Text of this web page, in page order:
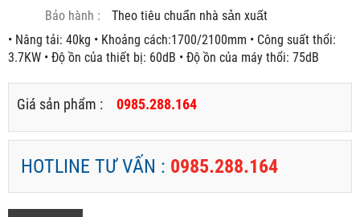
Bảo hành :
Theo tiêu chuẩn nhà sản xuất
• Nâng tải: 40kg • Khoảng cách:1700/2100mm • Công suất thổi:
3.7KW • Độ ồn của thiết bị: 60dB • Độ ồn của máy thổi: 75dB
Giá sản phẩm : 0985.288.164
HOTLINE TƯ VẤN : 0985.288.164